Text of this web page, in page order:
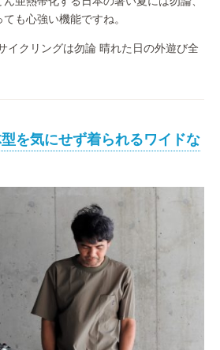
も心強い機能ですね。
イクリングは勿論 晴れた日の外遊び全
を気にせず着られるワイドな